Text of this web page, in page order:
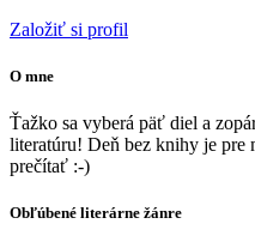
Založiť si profil
O mne
Ťažko sa vyberá päť diel a
literatúru! Deň bez knihy je pre
prečítať :-)
Obľúbené literárne žánre